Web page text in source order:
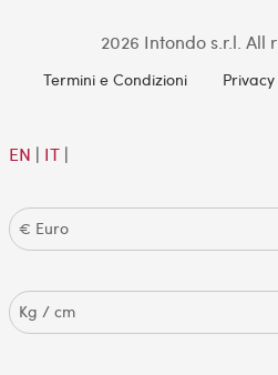
2026 Intondo s.r.l. All
Termini e Condizioni Privacy
EN | IT|